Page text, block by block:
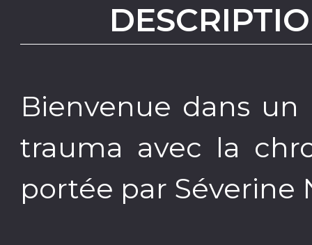
Bienvenue dans
trauma avec la
portée par Séverine